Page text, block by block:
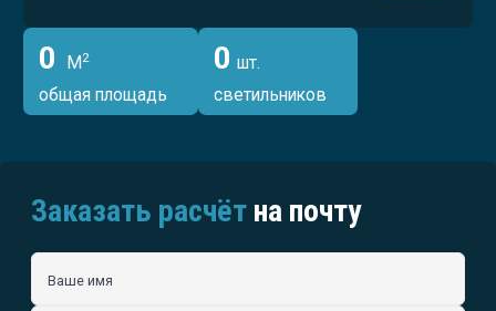
0 М 2
общая площадь
0 шт.
светильников
Заказать расчёт на почту
Ваше имя